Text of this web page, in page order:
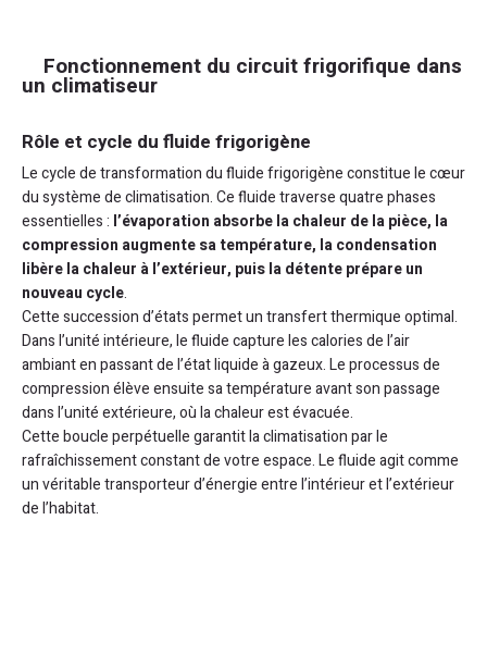
Fonctionnement du circuit frigorifique dans
un climatiseur
Rôle et cycle du fluide frigorigène
Le cycle de transformation du fluide frigorigène constitue le cœur
du système de climatisation. Ce fluide traverse quatre phases
essentielles : l’évaporation absorbe la chaleur de la pièce, la
compression augmente sa température, la condensation
libère la chaleur à l’extérieur, puis la détente prépare un
nouveau cycle.
Cette succession d’états permet un transfert thermique optimal.
Dans l’unité intérieure, le fluide capture les calories de l’air
ambiant en passant de l’état liquide à gazeux. Le processus de
compression élève ensuite sa température avant son passage
dans l’unité extérieure, où la chaleur est évacuée.
Cette boucle perpétuelle garantit la climatisation par le
rafraîchissement constant de votre espace. Le fluide agit comme
un véritable transporteur d’énergie entre l’intérieur et l’extérieur
de l’habitat.